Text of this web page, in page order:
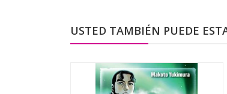
USTED TAMBIÉN PUEDE